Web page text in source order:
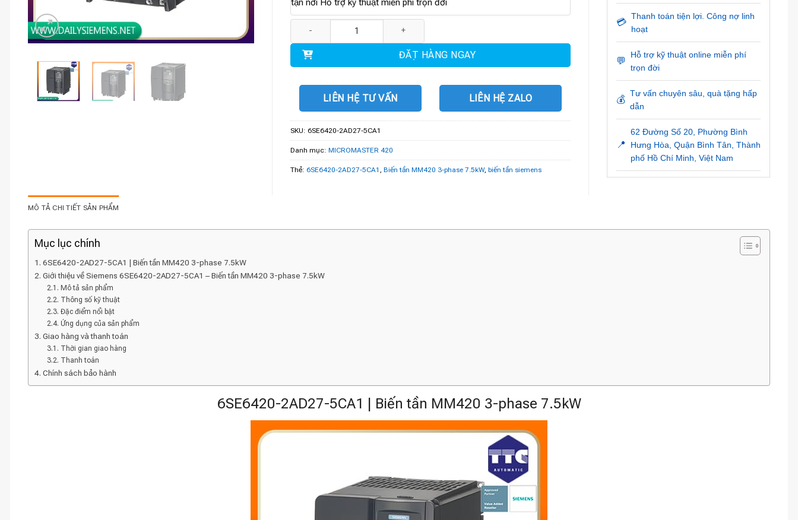
ĐẶT HÀNG NGAY
LIÊN HỆ TƯ VẤN LIÊN HỆ ZALO
SKU: 6SE6420-2AD27-5CA1
Danh mục: MICROMASTER 420
Thẻ: 6SE6420-2AD27-5CA1 Biến tần MM420 3-phase 7.5kW, biến tần siemens
💳
Thanh toán tiện lợi. Công nợ linh
hoạt
💬
Hỗ trợ kỹ thuật online miễn phí
trọn đời
💰
Tư vấn chuyên sâu, quà tặng hấp
dẫn
📍
62 Đường Số 20, Phường Bình
Hưng Hòa, Quận Bình Tân, Thành
phố Hồ Chí Minh, Việt Nam
MÔ TẢ CHI TIẾT SẢN PHẨM
Mục lục chính
6SE6420-2AD27-5CA1 | Biến tần MM420 3-phase 7.5kW
Giới thiệu về Siemens 6SE6420-2AD27-5CA1 – Biến tần MM420 3-phase 7.5kW
Mô tả sản phẩm
Thông số kỹ thuật
Đặc điểm nổi bật
Ứng dụng của sản phẩm
Giao hàng và thanh toán
Thời gian giao hàng
Thanh toán
Chính sách bảo hành
6SE6420-2AD27-5CA1 | Biến tần MM420 3-phase 7.5kW